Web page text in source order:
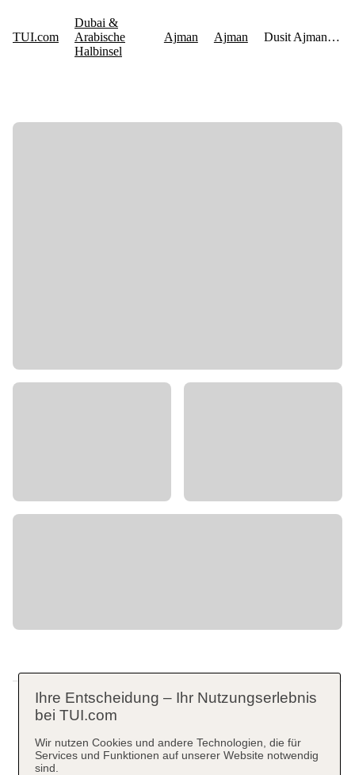
Ihre Entscheidung – Ihr Nutzungserlebnis
bei TUI.com
Wir nutzen Cookies und andere Technologien, die für
Services und Funktionen auf unserer Website notwendig
sind.